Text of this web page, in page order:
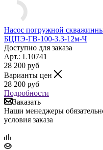
Насос погружной
БЦПЭ-ГВ-100-3.3-12м-Ч
Доступно для заказа
Арт.: L10741
28 200 руб
Варианты цен
28 200 руб
Подробности
Заказать
Наши менеджеры
условия заказа